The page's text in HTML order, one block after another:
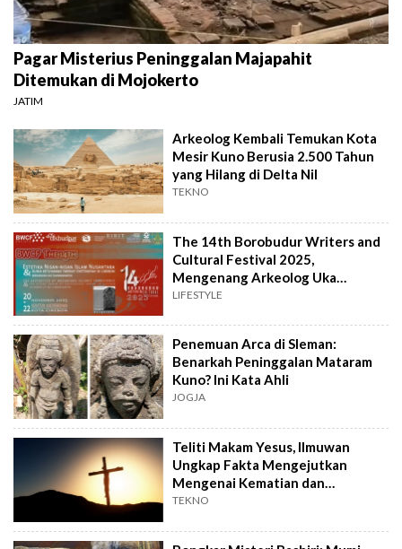
Pagar Misterius Peninggalan Majapahit
Ditemukan di Mojokerto
JATIM
Arkeolog Kembali Temukan Kota
Mesir Kuno Berusia 2.500 Tahun
yang Hilang di Delta Nil
TEKNO
The 14th Borobudur Writers and
Cultural Festival 2025,
Mengenang Arkeolog Uka
Tjandrasasmita
LIFESTYLE
Penemuan Arca di Sleman:
Benarkah Peninggalan Mataram
Kuno? Ini Kata Ahli
JOGJA
Teliti Makam Yesus, Ilmuwan
Ungkap Fakta Mengejutkan
Mengenai Kematian dan
Kebangkitan
TEKNO